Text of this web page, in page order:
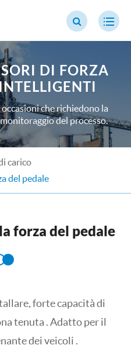
DI FORZA
che richiedono la
del processo.
carico
del pedale
forza del pedale
forte capacità di
tenuta . Adatto per il
dei veicoli .